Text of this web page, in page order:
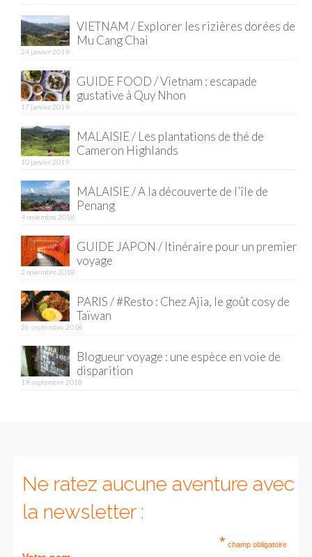
France
La Réunion
Poitou
Saint-Malo
Savoie
Vendée
Allemagne
Berlin
Danemark
Copenhague
Portugal
Lisbonne
– Berlin
VIETNAM / Explorer les rizières dorées de
Mu Cang Chai
24 janvier 2019
GUIDE FOOD / Vietnam : escapade
gustative à Quy Nhon
17 janvier 2019
MALAISIE / Les plantations de thé de
Cameron Highlands
10 janvier 2019
MALAISIE / A la découverte de l’île de
Penang
4 novembre 2018
GUIDE JAPON / Itinéraire pour un premier
voyage
2 novembre 2018
PARIS / #Resto : Chez Ajia, le goût cosy de
Taïwan
26 septembre 2018
Blogueur voyage : une espèce en voie de
disparition
19 septembre 2018
Ne ratez aucune aventure avec
la newsletter :
* champ obligatoire